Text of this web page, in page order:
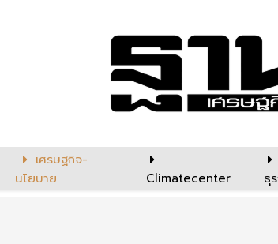
เศรษฐกิจ-
นโยบาย
Climatecenter ธุ